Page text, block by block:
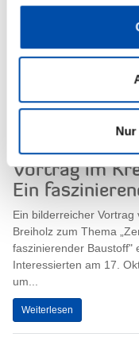
Nur
Der Ausschuss für
Inklusion des
(AfSFGGI) tagt am
Vortrag im
Ein
Ein bilderreicher Vortrag
Breiholz zum Thema
faszinierender Baustoff"
Interessierten am 17.
um...
Weiterlesen